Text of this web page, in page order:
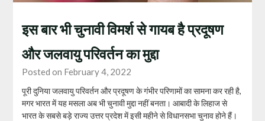
इस बार भी चुनावी विमर्श से गायब है प्रदूषण
और जलवायु परिवर्तन का मुद्दा
Posted on February 4, 2022
पूरी दुनिया जलवायु परिवर्तन और प्रदूषण के गंभीर परिणामों का सामना कर रही है,
मगर भारत में यह मसला अब भी चुनावी मुद्दा नहीं बनता। आबादी के लिहाज से
भारत के सबसे बड़े राज्य उत्तर प्रदेश में इसी महीने से विधानसभा चुनाव होने हैं।